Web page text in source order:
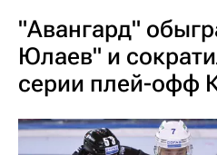
"Авангард"
Юлаев" и
серии плей-офф